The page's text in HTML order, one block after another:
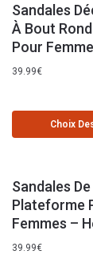
Sandales
À Bout
Pour
39.99€
Choix
Sandales
Plateforme
Femmes –
39.99€